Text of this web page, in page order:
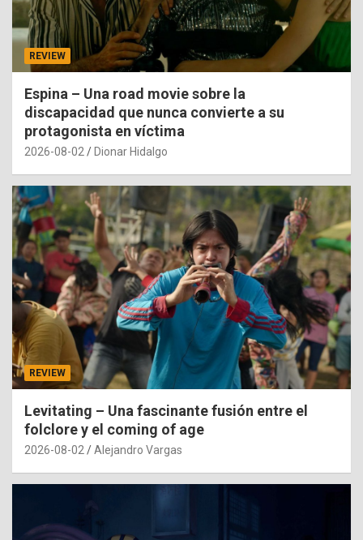
REVIEW
Espina – Una road movie sobre la
discapacidad que nunca convierte a su
protagonista en víctima
2026-08-02 Dionar Hidalgo
REVIEW
Levitating – Una fascinante fusión entre el
folclore y el coming of age
2026-08-02 Alejandro Vargas